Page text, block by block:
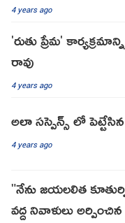
4 years ago
'రుతు ప్రేమ'
రావు
4 years ago
అలా సస్పెన్స్ లో పెట్టేసిన
4 years ago
"నేను జయలలిత
వద్ద నివాళులు